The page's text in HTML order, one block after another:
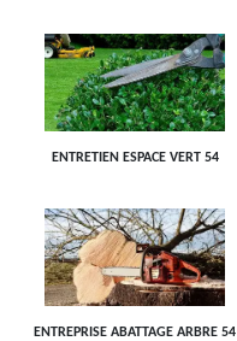
ENTRETIEN ESPACE VERT 54
ENTREPRISE ABATTAGE ARBRE 54